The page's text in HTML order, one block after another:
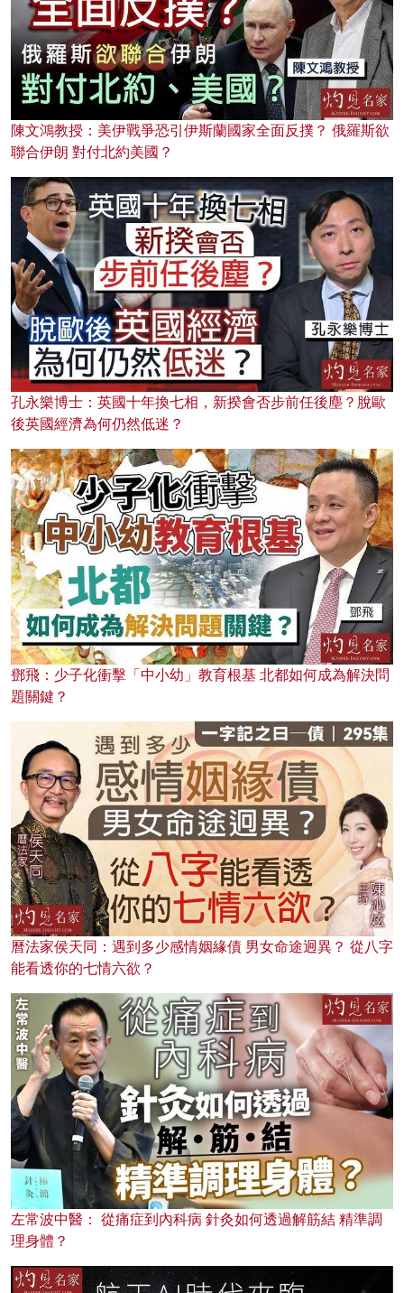
陳文鴻教授：美伊戰爭恐引伊斯蘭國家全面反撲？ 俄羅斯欲
聯合伊朗 對付北約美國？
孔永樂博士：英國十年換七相，新揆會否步前任後塵？脫歐
後英國經濟為何仍然低迷？
鄧飛：少子化衝擊「中小幼」教育根基 北都如何成為解決問
題關鍵？
曆法家侯天同：遇到多少感情姻緣債 男女命途迥異？ 從八字
能看透你的七情六欲？
左常波中醫： 從痛症到內科病 針灸如何透過解筋結 精準調
理身體？